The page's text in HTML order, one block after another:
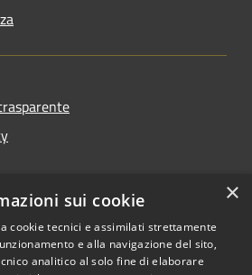
×
sui cookie
cookie tecnici e assimilati strettamente
e alla navigazione del sito,
analitico al solo fine di elaborare